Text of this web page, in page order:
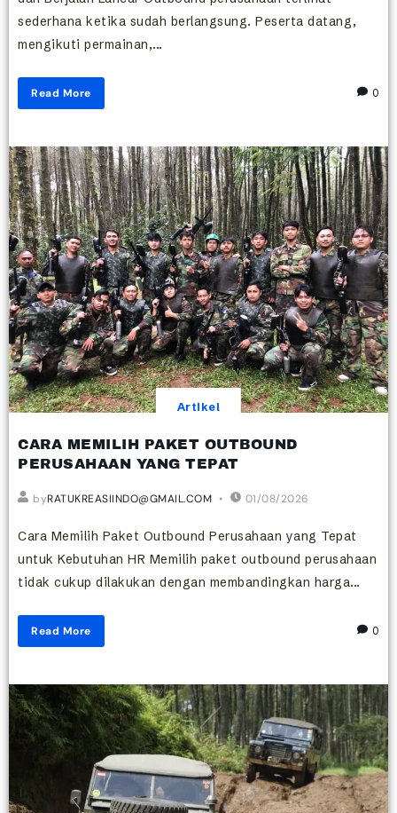
sederhana ketika sudah berlangsung. Peserta datang,
mengikuti permainan,...
Read More 0
Artikel
CARA MEMILIH PAKET OUTBOUND
PERUSAHAAN YANG TEPAT
byRATUKREASIINDO@GMAIL.COM 01/08/2026
Cara Memilih Paket Outbound Perusahaan yang Tepat
untuk Kebutuhan HR Memilih paket outbound perusahaan
tidak cukup dilakukan dengan membandingkan harga...
Read More 0